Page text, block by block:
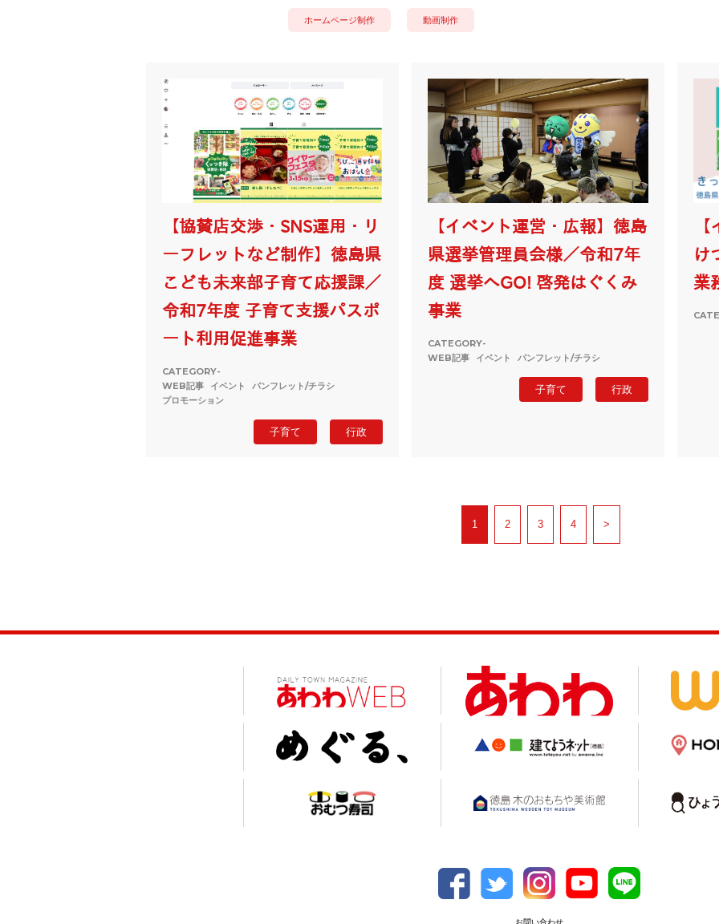
ホームページ制作 動画制作
【協賛店交渉・SNS運用・リ
ーフレットなど制作】徳島県
こども未来部子育て応援課／
令和7年度 子育て支援パスポ
ート利用促進事業
CATEGORY-
WEB記事
イベント
パンフレット/チラシ
プロモーション
子育て 行政
【イベント運営・広報】徳島
県選挙管理員会様／令和7年
度 選挙へGO! 啓発はぐくみ
事業
CATEGORY-
WEB記事
イベント パンフレット/チラシ
子育て 行政
け
業
1 2 3 4 >
お問い合わせ